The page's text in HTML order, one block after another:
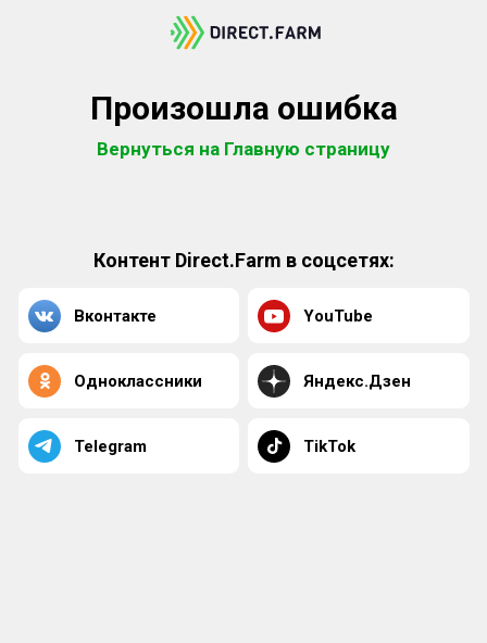
Произошла ошибка
Вернуться на Главную страницу
Контент Direct.Farm в соцсетях:
Вконтакте YouTube
Одноклассники Яндекс.Дзен
Telegram TikTok